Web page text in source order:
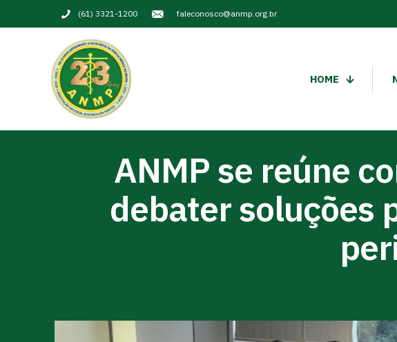
(61) 3321-1200 faleconosco@anmp.org.br
HOME
ANMP se reúne
debater soluções